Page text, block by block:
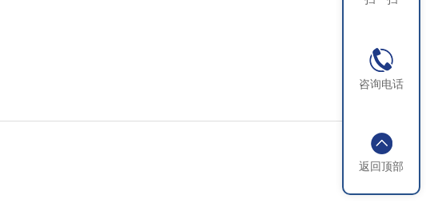
咨询电话
返回顶部